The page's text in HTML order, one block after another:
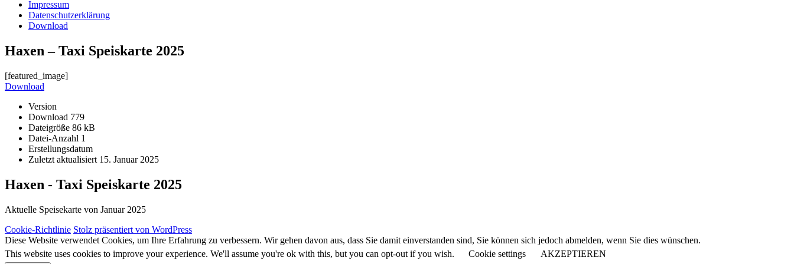
Impressum
Datenschutzerklärung
Download
Haxen – Taxi Speiskarte 2025
[featured_image]
Download
Version
Download 779
Dateigröße 86 kB
Datei-Anzahl 1
Erstellungsdatum
Zuletzt aktualisiert 15. Januar 2025
Haxen - Taxi Speiskarte 2025
Aktuelle Speisekarte von Januar 2025
Cookie-Richtlinie Stolz präsentiert von WordPress
Diese Website verwendet Cookies, um Ihre Erfahrung zu verbessern. Wir gehen davon aus, dass Sie damit einverstanden sind, Sie können sich jedoch abmelden, wenn Sie dies wünschen.
This website uses cookies to improve your experience. We'll assume you're ok with this, but you can opt-out if you wish.
Cookie settings AKZEPTIEREN